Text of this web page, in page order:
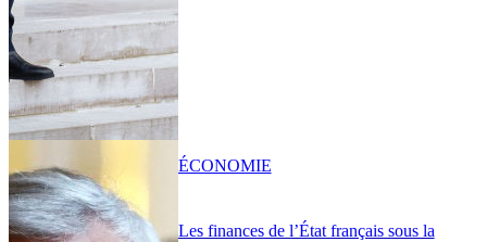
Les finances de l’État français sous la
ÉCONOMIE